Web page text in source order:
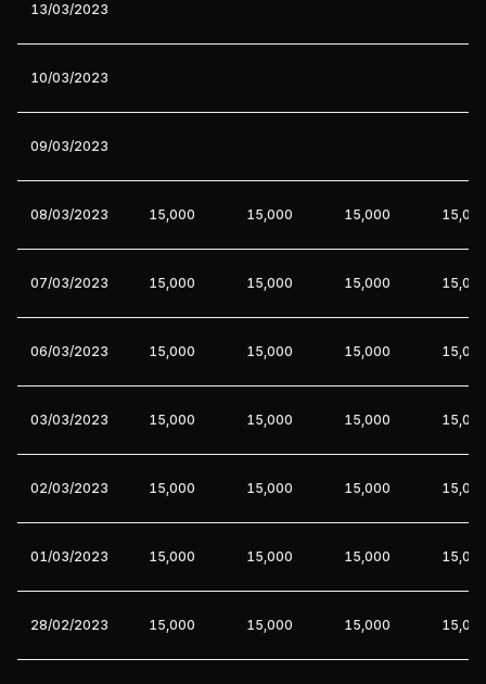
13/03/2023
10/03/2023
09/03/2023
08/03/2023 15,000 15,000 15,000
07/03/2023 15,000 15,000 15,000
06/03/2023 15,000 15,000 15,000
03/03/2023 15,000 15,000 15,000
02/03/2023 15,000 15,000 15,000
01/03/2023 15,000 15,000 15,000
28/02/2023 15,000 15,000 15,000